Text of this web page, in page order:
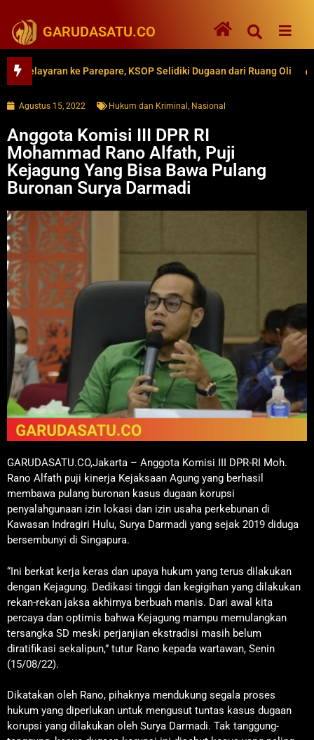
GARUDASATU.CO
ke Parepare, KSOP Selidiki Dugaan dari Ruang Oli
Agustus 15, 2022 Hukum dan Kriminal , Nasional
Anggota Komisi III DPR RI
Mohammad Rano Alfath, Puji
Kejagung Yang Bisa Bawa Pulang
Buronan Surya Darmadi
GARUDASATU.CO,Jakarta – Anggota Komisi III DPR-RI Moh.
Rano Alfath puji kinerja Kejaksaan Agung yang berhasil
membawa pulang buronan kasus dugaan korupsi
penyalahgunaan izin lokasi dan izin usaha perkebunan di
Kawasan Indragiri Hulu, Surya Darmadi yang sejak 2019 diduga
bersembunyi di Singapura.
“Ini berkat kerja keras dan upaya hukum yang terus dilakukan
dengan Kejagung. Dedikasi tinggi dan kegigihan yang dilakukan
rekan-rekan jaksa akhirnya berbuah manis. Dari awal kita
percaya dan optimis bahwa Kejagung mampu memulangkan
tersangka SD meski perjanjian ekstradisi masih belum
diratifikasi sekalipun,” tutur Rano kepada wartawan, Senin
(15/08/22).
Dikatakan oleh Rano, pihaknya mendukung segala proses
hukum yang diperlukan untuk mengusut tuntas kasus dugaan
korupsi yang dilakukan oleh Surya Darmadi. Tak tanggung-